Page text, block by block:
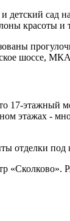
сад
красоты и
шоссе,
17-
этажах -
отделки